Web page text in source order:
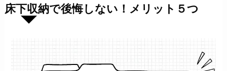
床下収納で後悔しない！メリット５つ